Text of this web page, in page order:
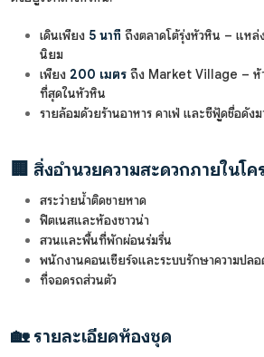
เดินเพียง 5 นาที ถึงตลาดโต้รุ่งหัวหิน – แหล่
นิยม
เพียง 200 เมตร ถึง Market Village – ห้
ที่สุดในหัวหิน
รายล้อมด้วยร้านอาหาร คาเฟ่ และซีฟู้ดชื่อดัง
🏢 สิ่งอำนวยความสะดวกภายในโค
สระว่ายน้ำติดชายหาด
ฟิตเนสและห้องซาวน่า
สวนและพื้นที่พักผ่อนร่มรื่น
พนักงานคอนเซียร์จและระบบรักษาความปล
ที่จอดรถส่วนตัว
🏡 รายละเอียดห้องชุด